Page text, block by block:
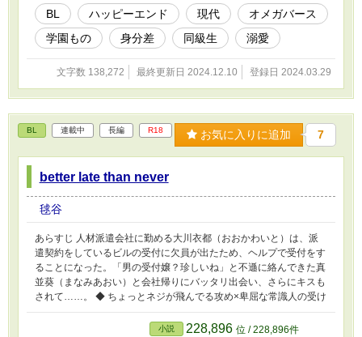
BL ハッピーエンド 現代
オメガバース
学園もの
身分差 同級生 溺愛
文字数 138,272 最終更新日 2024.12.10 登録日 2024.03.29
BL 連載中 長編 R18 お気に入りに追加 7
better late than never
毬谷
あらすじ 人材派遣会社に勤める大川衣都（おおかわいと）は、派
遣契約をしているビルの受付に欠員が出たため、ヘルプで受付をす
ることになった。「男の受付嬢？珍しいね」と不遜に絡んできた真
並葵（まなみあおい）と会社帰りにバッタリ出会い、さらにキスも
されて……。 ◆ ちょっとネジが飛んでる攻め×卑屈な常識人の受け
小説 228,896 位 / 228,896件